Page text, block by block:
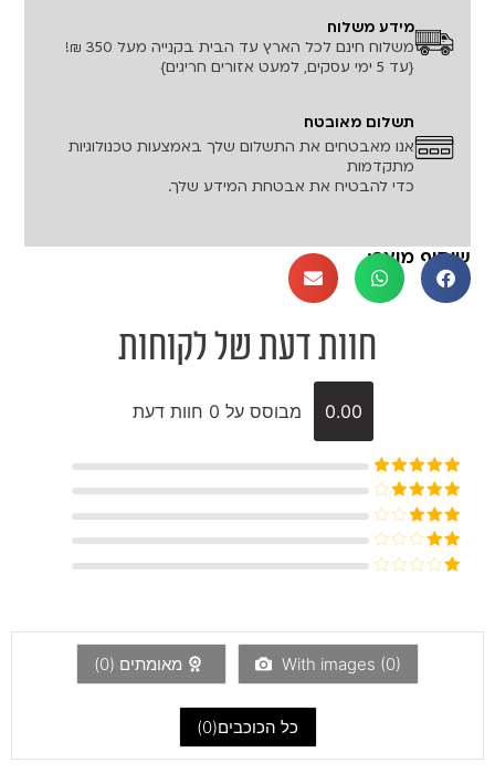
מידע משלוח
משלוח חינם לכל הארץ עד הבית בקנייה מעל 350 ₪!
{עד 5 ימי עסקים, למעט אזורים חריגים}
תשלום מאובטח
אנו מאבטחים את התשלום שלך באמצעות טכנולוגיות
מתקדמות
כדי להבטיח את אבטחת המידע שלך.
שיתוף מוצר:
חוות דעת של לקוחות
0.00 מבוסס על 0 חוות דעת
דורג5מתוך
5
דורג4
מתוך 5
דורג3
מתוך 5
דורג
5
With images (0) מאומתים (0
)
כל הכוכבים(0
)